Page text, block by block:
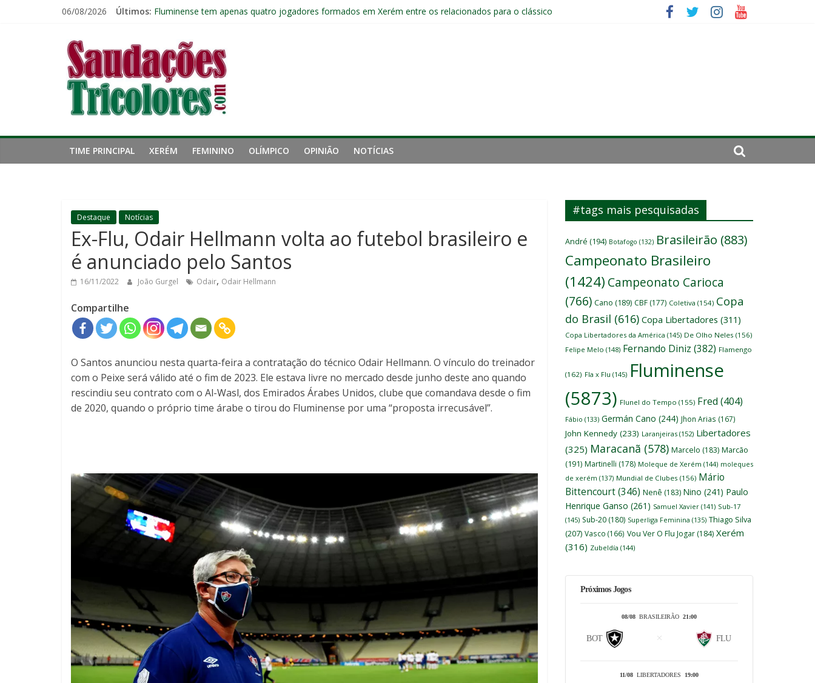
06/08/2026 Últimos: Fluminense perde para o Vasco e está eliminado da Copa do Brasil
John Kennedy sofre torção no joelho e passará por exames no Fluminense
Igor Rabello reconhece primeiro tempo ruim do Fluminense e cobra arbitragem em lance de pancada: “Tem que parar o jogo”
Saudações
Tricolores
TIME PRINCIPAL XERÉM FEMININO OLÍMPICO OPINIÃO NOTÍCIAS
Destaque Notícias
Ex-Flu, Odair Hellmann volta ao futebol brasileiro e
é anunciado pelo Santos
16/11/2022 João Gurgel Odair, Odair Hellmann
Compartilhe
O Santos anunciou nesta quarta-feira a contratação do técnico Odair Hellmann. O vínculo do treinador
com o Peixe será válido até o fim de 2023. Ele estava livre no mercado desde junho deste ano quando
rescindiu seu contrato com o Al-Wasl, dos Emirados Árabes Unidos, clube que comandava desde o fim
de 2020, quando o próprio time árabe o tirou do Fluminense por uma “proposta irrecusável”.
#tags mais pesquisadas
André (194) Botafogo (132) Brasileirão (883)
Campeonato Brasileiro
(1424) Campeonato Carioca
(766) Cano (189) CBF (177) Coletiva (154) Copa
do Brasil (616) Copa Libertadores (311)
Copa Libertadores da América (145) De Olho Neles (156)
Felipe Melo (148) Fernando Diniz (382) Flamengo
(162) Fla x Flu (145) Fluminense
(5873) Flunel do Tempo (155) Fred (404)
Fábio (133) Germán Cano (244) Jhon Arias (167)
John Kennedy (233) Laranjeiras (152) Libertadores
(325) Maracanã (578) Marcelo (183) Marcão
(191) Martinelli (178) Moleque de Xerém (144) moleques
de xerém (137) Mundial de Clubes (156) Mário
Bittencourt(346) Nenê (183) Nino (241) Paulo
Henrique Ganso (261) Samuel Xavier (141) Sub-17
(145) Sub-20 (180) Superliga Feminina (135) Thiago Silva
(207) Vasco (166) Vou Ver O Flu Jogar (184) Xerém
(316) Zubeldía (144)
Próximos Jogos
08/08 BRASILEIRÃO 21:00
BOT FLU
11/08 LIBERTADORES 19:00